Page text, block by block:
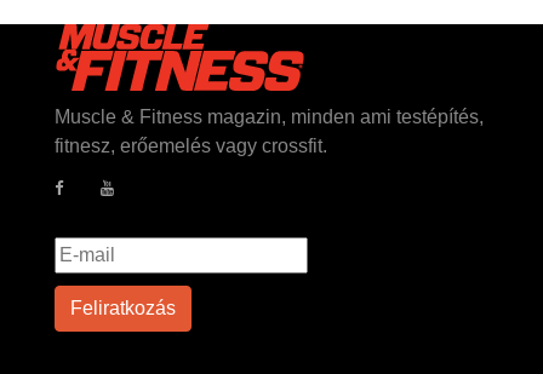
Muscle & Fitness magazin, minden ami testépítés,
fitnesz, erőemelés vagy crossfit.